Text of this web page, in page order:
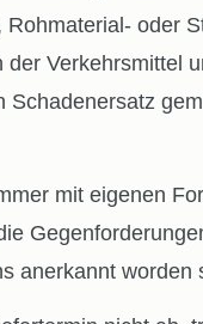
oder
Verkehrsmittel
mit eigenen
anerkannt worden